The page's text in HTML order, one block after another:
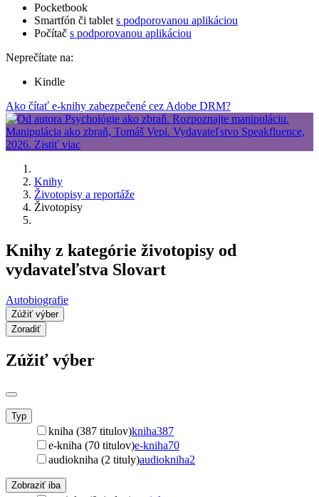
Pocketbook
Smartfón či tablet s podporovanou aplikáciou
Počítač s podporovanou aplikáciou
Neprečítate na:
Kindle
Ako čítať e-knihy zabezpečené cez Adobe DRM?
Knihy
Životopisy a reportáže
Životopisy
Knihy z kategórie životopisy od
vydavateľstva Slovart
Autobiografie
Zúžiť výber
Zoradiť
Zúžiť výber
Typ
kniha (387 titulov)kniha387
e-kniha (70 titulov)e-kniha70
audiokniha (2 tituly)audiokniha2
Zobraziť iba